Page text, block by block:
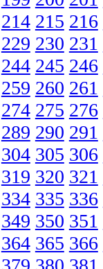
214 215 216
229 230 231
244 245 246
259 260 261
274 275 276
289 290 291
304 305 306
319 320 321
334 335 336
349 350 351
364 365 366